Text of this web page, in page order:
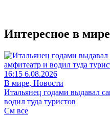
Интересное в мире
16:15 6.08.2026
В мире, Новости
Итальянец годами выдавал
водил туда туристов
См все